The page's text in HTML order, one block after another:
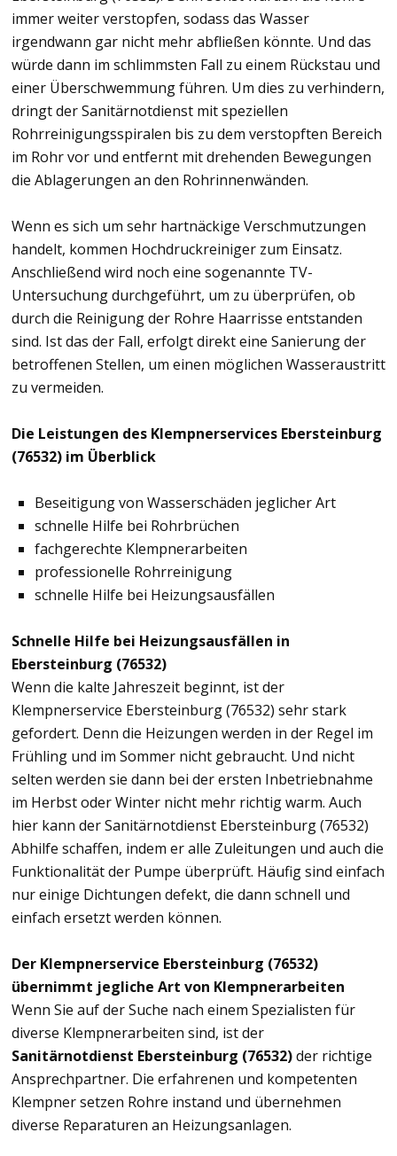
immer weiter verstopfen, sodass das Wasser
irgendwann gar nicht mehr abfließen könnte. Und das
würde dann im schlimmsten Fall zu einem Rückstau und
einer Überschwemmung führen. Um dies zu verhindern,
dringt der Sanitärnotdienst mit speziellen
Rohrreinigungsspiralen bis zu dem verstopften Bereich
im Rohr vor und entfernt mit drehenden Bewegungen
die Ablagerungen an den Rohrinnenwänden.
Wenn es sich um sehr hartnäckige Verschmutzungen
handelt, kommen Hochdruckreiniger zum Einsatz.
Anschließend wird noch eine sogenannte TV-
Untersuchung durchgeführt, um zu überprüfen, ob
durch die Reinigung der Rohre Haarrisse entstanden
sind. Ist das der Fall, erfolgt direkt eine Sanierung der
betroffenen Stellen, um einen möglichen Wasseraustritt
zu vermeiden.
Die Leistungen des Klempnerservices Ebersteinburg
(76532) im Überblick
Beseitigung von Wasserschäden jeglicher Art
schnelle Hilfe bei Rohrbrüchen
fachgerechte Klempnerarbeiten
professionelle Rohrreinigung
schnelle Hilfe bei Heizungsausfällen
Schnelle Hilfe bei Heizungsausfällen in
Ebersteinburg (76532)
Wenn die kalte Jahreszeit beginnt, ist der
Klempnerservice Ebersteinburg (76532) sehr stark
gefordert. Denn die Heizungen werden in der Regel im
Frühling und im Sommer nicht gebraucht. Und nicht
selten werden sie dann bei der ersten Inbetriebnahme
im Herbst oder Winter nicht mehr richtig warm. Auch
hier kann der Sanitärnotdienst Ebersteinburg (76532)
Abhilfe schaffen, indem er alle Zuleitungen und auch die
Funktionalität der Pumpe überprüft. Häufig sind einfach
nur einige Dichtungen defekt, die dann schnell und
einfach ersetzt werden können.
Der Klempnerservice Ebersteinburg (76532)
übernimmt jegliche Art von Klempnerarbeiten
Wenn Sie auf der Suche nach einem Spezialisten für
diverse Klempnerarbeiten sind, ist der
Sanitärnotdienst Ebersteinburg (76532)der richtige
Ansprechpartner. Die erfahrenen und kompetenten
Klempner setzen Rohre instand und übernehmen
diverse Reparaturen an Heizungsanlagen.